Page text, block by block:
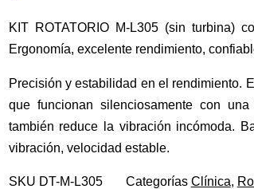
KIT ROTATORIO M-L305 (sin turbina)
Ergonomía, excelente rendimiento,
Precisión y estabilidad en el rendimiento.
que funcionan silenciosamente con
también reduce la vibración incómoda.
vibración, velocidad estable.
SKU DT-M-L305 Categorías Clínica,